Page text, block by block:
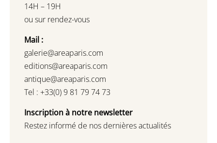
14H – 19H
ou sur rendez-vous
Mail :
galerie@areaparis.com
editions@areaparis.com
antique@areaparis.com
Tel : +33(0) 9 81 79 74 73
Inscription à notre newsletter
Restez informé de nos dernières actualités